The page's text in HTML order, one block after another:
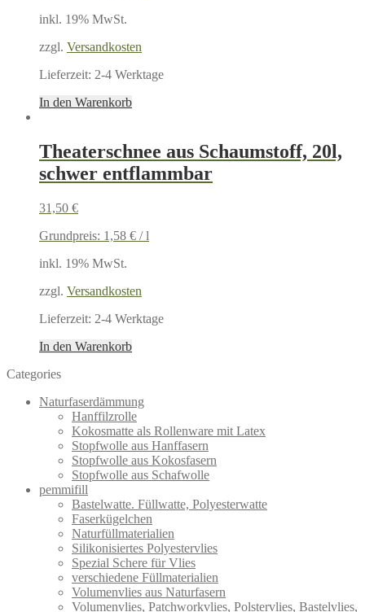
inkl. 19% MwSt.
zzgl. Versandkosten
Lieferzeit: 2-4 Werktage
In den Warenkorb
Theaterschnee aus Schaumstoff, 20l,
schwer entflammbar
31,50 €
Grundpreis: 1,58 € /l
inkl. 19% MwSt.
zzgl. Versandkosten
Lieferzeit: 2-4 Werktage
In den Warenkorb
Categories
Naturfaserdämmung
Hanffilzrolle
Kokosmatte als Rollenware mit Latex
Stopfwolle aus Hanffasern
Stopfwolle aus Kokosfasern
Stopfwolle aus Schafwolle
pemmifill
Bastelwatte. Füllwatte, Polyesterwatte
Faserkügelchen
Naturfüllmaterialien
Silikonisiertes Polyestervlies
Spezial Schere für Vlies
verschiedene Füllmaterialien
Volumenvlies aus Naturfasern
Volumenvlies, Patchworkvlies, Polstervlies, Bastelvlies,